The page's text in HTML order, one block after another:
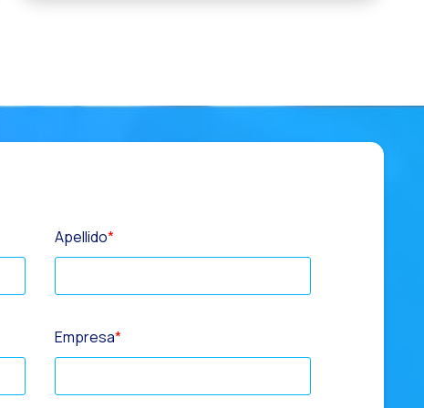
Apellido*
Empresa*